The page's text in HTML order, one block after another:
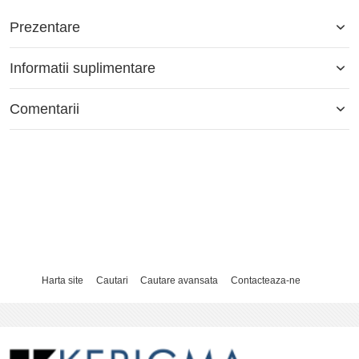
Prezentare
Informatii suplimentare
Comentarii
Harta site Cautari Cautare avansata Contacteaza-ne